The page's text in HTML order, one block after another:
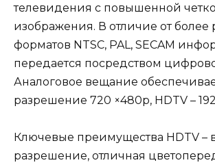
телевидения с повышенной
изображения. В отличие от более
форматов NTSC, PAL, SECAM
передается посредством
Аналоговое вещание
разрешение 720 ×480р, HDTV –
Ключевые преимущества HDTV –
разрешение, отличная